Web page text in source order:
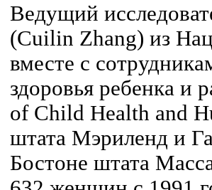
Ведущий
(Cuilin Zhang) из
вместе с
здоровья ребенка и
of Child Health and
штата Мэриленд и
Бостоне штата